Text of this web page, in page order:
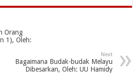
Orang
1), Oleh:
Next
Bagaimana Budak-budak Melayu
Dibesarkan, Oleh: UU Hamidy